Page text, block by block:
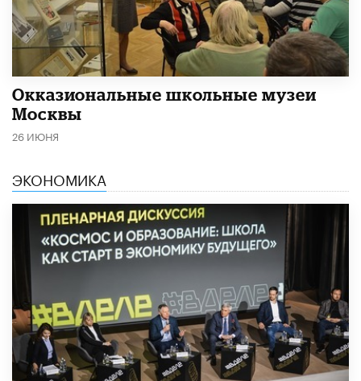
​Окказиональные школьные музеи
Москвы
26 ИЮНЯ
ЭКОНОМИКА